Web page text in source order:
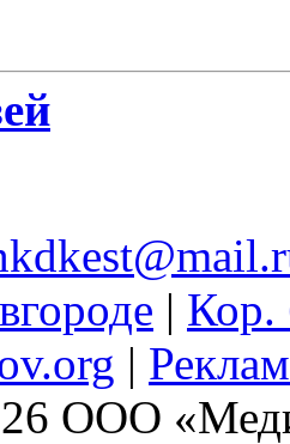
| Кор.
|
ООО